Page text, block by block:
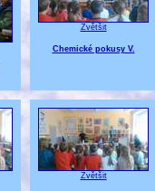
Zvětšit
Chemické pokusy V.
Zvětšit